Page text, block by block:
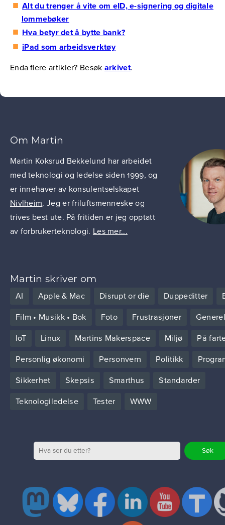
Alt du trenger å vite om eID, e-signering og digitale
lommebøker
Hva betyr det å bytte bank?
iPad som arbeidsverktøy
Enda flere artikler? Besøk arkivet.
Om Martin
Martin Koksrud Bekkelund har arbeidet
med teknologi og ledelse siden 1999, og
er innehaver av konsulentselskapet
Nivlheim. Jeg er friluftsmenneske og
trives best ute. På fritiden er jeg opptatt
av forbrukerteknologi. Les mer...
Martin skriver om
AI Apple & Mac Disrupt or die Duppeditter
Film • Musikk • Bok Foto Frustrasjoner
IoT Linux Martins Makerspace Miljø På
Personlig økonomi Personvern Politikk
Sikkerhet Skepsis Smarthus Standarder
Teknologiledelse Tester WWW